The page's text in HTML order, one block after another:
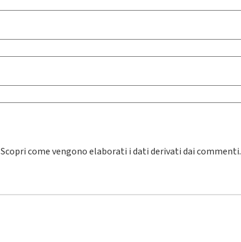
Scopri come vengono elaborati i dati derivati dai commenti.